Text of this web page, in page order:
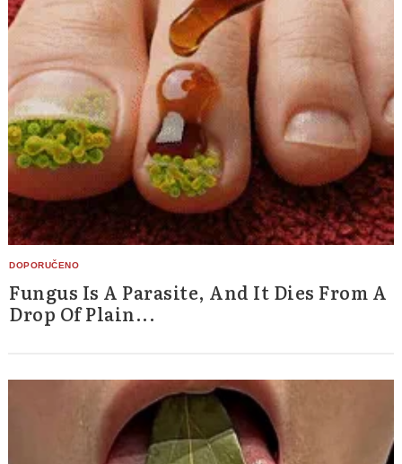
Fungus Is A Parasite, And It Dies From A
Drop Of Plain...